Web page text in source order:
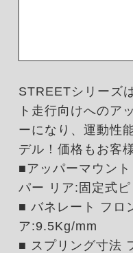
STREETシリーズ
ト走行向けへのア
ーになり、運動性
デル！価格もお客
■アッパーマウン
パー リア:固定式
■ バネレート フロ
ア:9.5Kg/mm
■ スプリング寸法